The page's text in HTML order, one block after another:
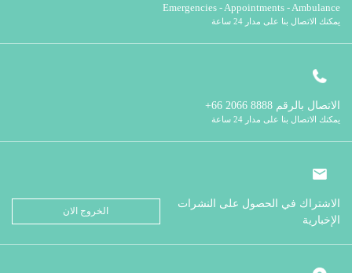
Emergencies - Appointments - Ambulance
يمكنك الاتصال بنا على مدار 24 ساعة
الاتصال بالرقم
يمكنك الاتصال بنا على مدار 24 ساعة
الاشتراك في الحصول على النشرات
الإخبارية
الخروج الان